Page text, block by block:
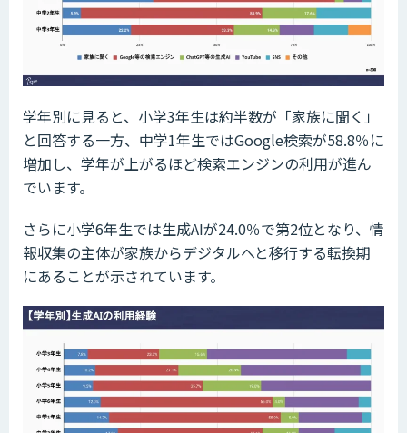
学年別に見ると、小学3年生は約半数が「家族に聞く」
と回答する一方、中学1年生ではGoogle検索が58.8％に
増加し、学年が上がるほど検索エンジンの利用が進ん
でいます。
さらに小学6年生では生成AIが24.0％で第2位となり、情
報収集の主体が家族からデジタルへと移行する転換期
にあることが示されています。